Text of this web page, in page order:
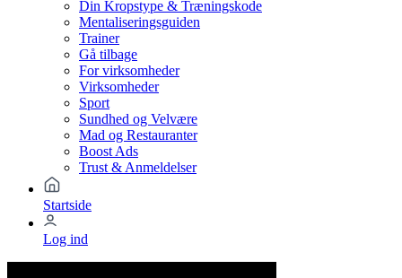
Din Kropstype & Træningskode
Mentaliseringsguiden
Trainer
Gå tilbage
For virksomheder
Virksomheder
Sport
Sundhed og Velvære
Mad og Restauranter
Boost Ads
Trust & Anmeldelser
Startside
Log ind